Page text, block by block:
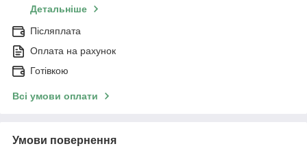
Детальніше
Післяплата
Оплата на рахунок
Готівкою
Всі умови оплати
Умови повернення